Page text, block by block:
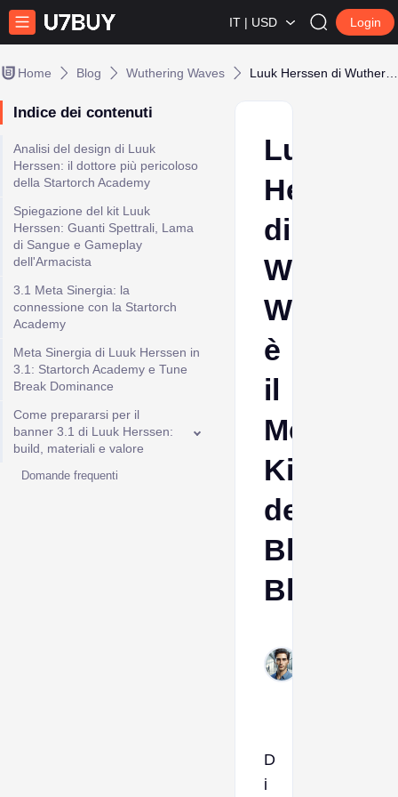
IT | USD Login
Home Blog Wuthering Waves
Indice dei contenuti
Analisi del design di Luuk
Herssen: il dottore più pericoloso
della Startorch Academy
Spiegazione del kit Luuk
Herssen: Guanti Spettrali, Lama
di Sangue e Gameplay
dell'Armacista
3.1 Meta Sinergia: la
connessione con la Startorch
Academy
Meta Sinergia di Luuk Herssen in
3.1: Startorch Academy e Tune
Break Dominance
Come prepararsi per il
banner 3.1 di Luuk Herssen:
build, materiali e valore
Domande frequenti
Luuk
Herssen
di
Waves
è
il
Meta
King
della
Blood-
Blade
D
i